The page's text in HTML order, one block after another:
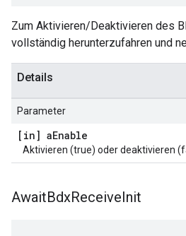
Zum Aktivieren/Deaktivieren des
vollständig herunterzufahren und
Details
Parameter
[in] aEnable
Aktivieren (true) oder deaktivieren
AwaitBdxReceiveInit